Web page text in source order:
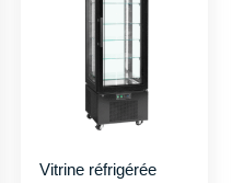
Vitrine réfrigérée